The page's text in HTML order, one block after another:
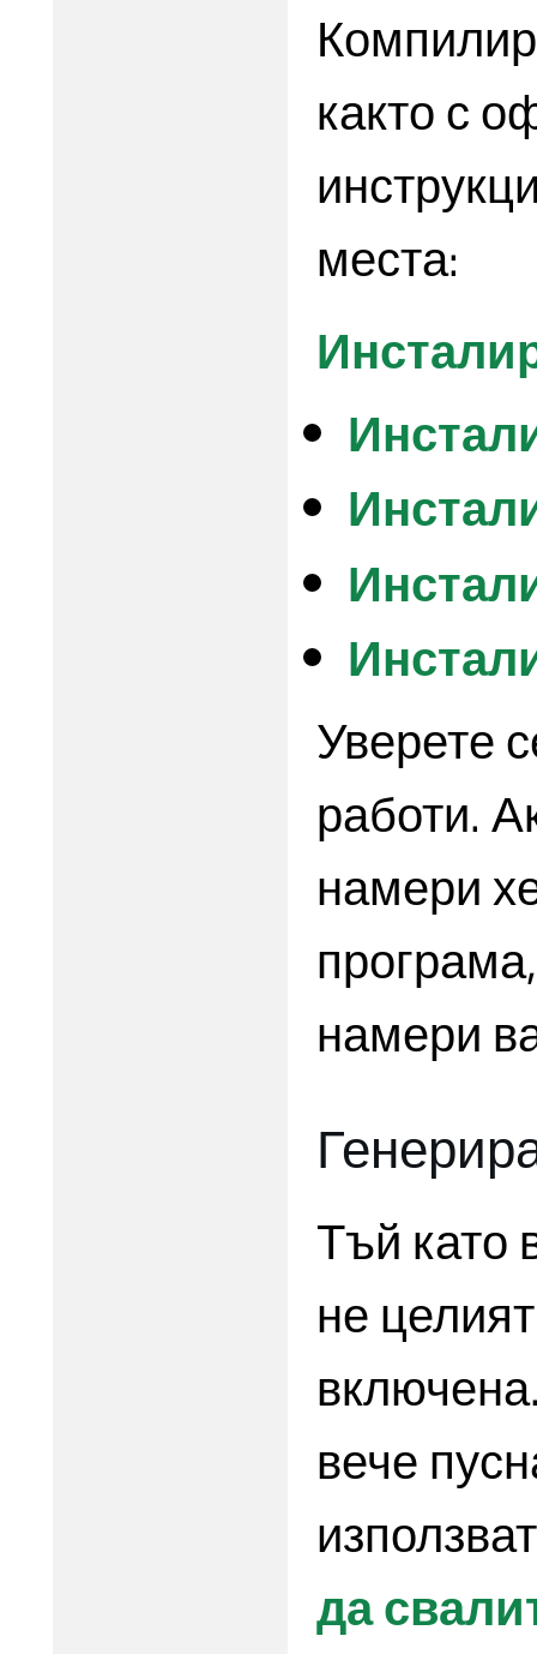
както с
места:
Уверете
работи.
намери
намери
Тъй като
не
вече
да